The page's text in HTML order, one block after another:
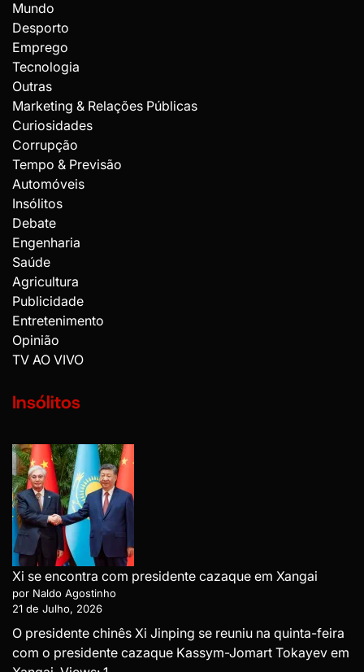
Mundo
Desporto
Emprego
Tecnologia
Outras
Marketing & Relações Públicas
Curiosidades
Corrupção
Tempo & Previsão
Automóveis
Insólitos
Debate
Engenharia
Saúde
Agricultura
Publicidade
Entretenimento
Opinião
TV AO VIVO
Insólitos
Xi se encontra com presidente cazaque em Xangai
por Naldo Agostinho
21 de Julho, 2026
O presidente chinês Xi Jinping se reuniu na quinta-feira
com o presidente cazaque Kassym-Jomart Tokayev em